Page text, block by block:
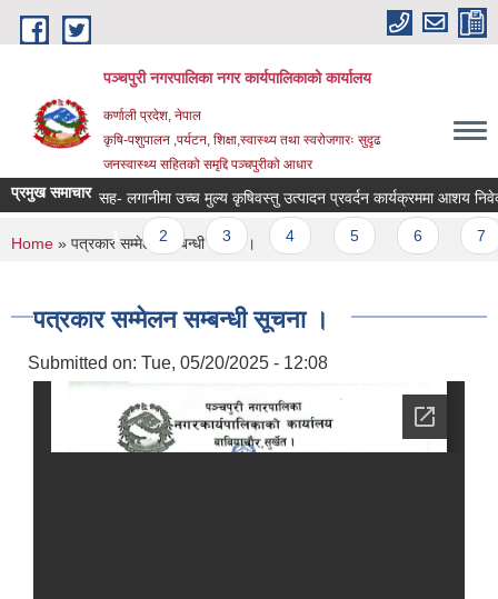
Skip to main content
पञ्चपुरी नगरपालिका नगर कार्यपालिकाको कार्यालय
कर्णाली प्रदेश, नेपाल
कृषि-पशुपालन ,पर्यटन, शिक्षा,स्वास्थ्य तथा स्वरोजगारः सुदृढ
जनस्वास्थ्य सहितको समृद्दि पञ्चपुरीको आधार
प्रमुख समाचारसह- लगानीमा उच्च मुल्य कृषिवस्तु उत्पादन प्रवर्दन कार्यक्रममा आशय निवेदन
Pages
1 2 3 4
You are here
Home » पत्रकार सम्मेलन सम्बन्धी सूचना ।
पत्रकार सम्मेलन सम्बन्धी सूचना ।
Submitted on: Tue, 05/20/2025 - 12:08